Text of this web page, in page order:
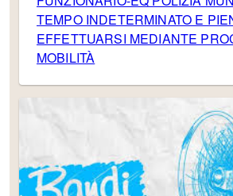
TEMPO INDETERMINATO E
EFFETTUARSI MEDIANTE
MOBILITÀ